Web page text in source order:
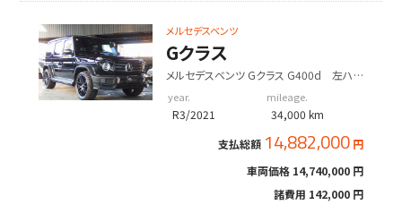
メルセデスベンツ
Gクラス
メルセデスベンツ Gクラス G400d 左ハン
社外22inアルミ
year.
R3/2021
mileage.
34,000 km
支払総額 14,882,000 円
車両価格 14,740,000 円
諸費用 142,000 円